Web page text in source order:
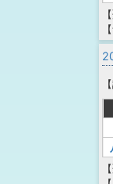
【